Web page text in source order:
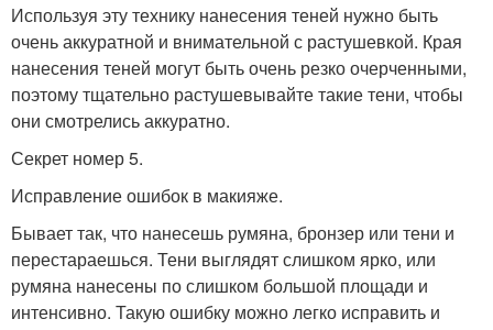
Используя эту технику нанесения теней нужно быть
очень аккуратной и внимательной с растушевкой. Края
нанесения теней могут быть очень резко очерченными,
поэтому тщательно растушевывайте такие тени, чтобы
они смотрелись аккуратно.
Секрет номер 5.
Исправление ошибок в макияже.
Бывает так, что нанесешь румяна, бронзер или тени и
перестараешься. Тени выглядят слишком ярко, или
румяна нанесены по слишком большой площади и
интенсивно. Такую ошибку можно легко исправить и